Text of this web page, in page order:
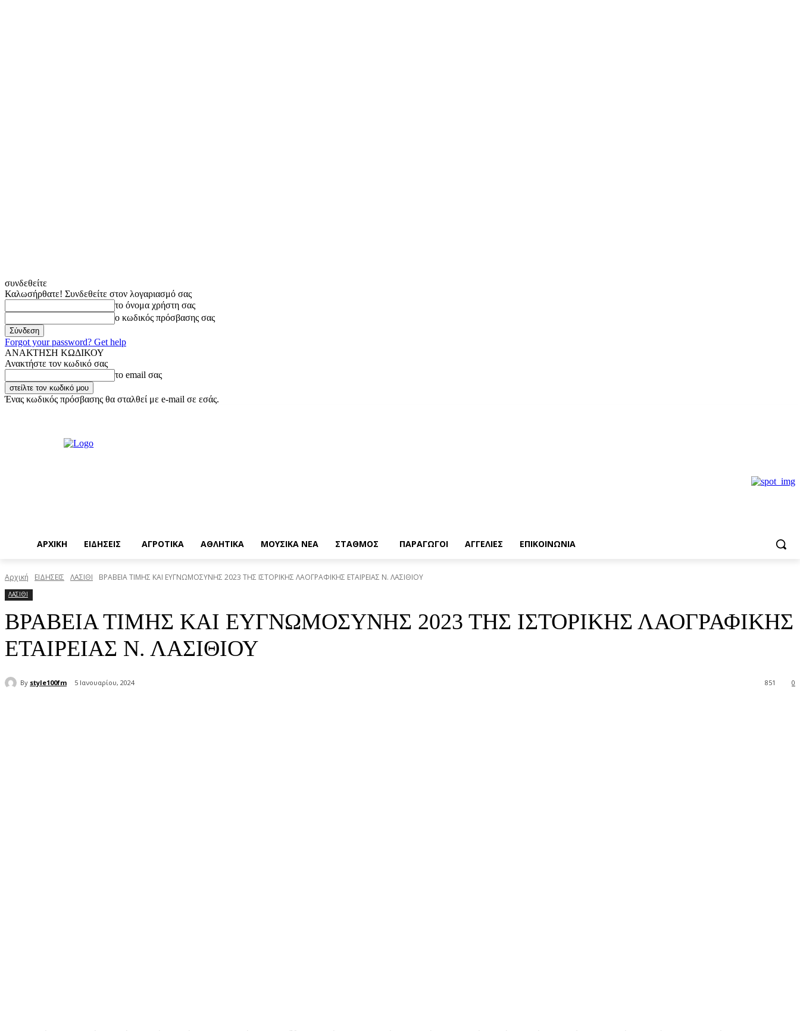
συνδεθείτε
Καλωσήρθατε! Συνδεθείτε στον λογαριασμό σας
το όνομα χρήστη σας
ο κωδικός πρόσβασης σας
Forgot your password? Get help
ΑΝΑΚΤΗΣΗ ΚΩΔΙΚΟΥ
Ανακτήστε τον κωδικό σας
το email σας
Ένας κωδικός πρόσβασης θα σταλθεί με e-mail σε εσάς.
ΑΡΧΙΚΗ ΕΙΔΗΣΕΙΣ ΑΓΡΟΤΙΚΑ ΑΘΛΗΤΙΚΑ ΜΟΥΣΙΚΑ ΝΕΑ ΣΤΑΘΜΟΣ ΠΑΡΑΓΩΓΟΙ ΑΓΓΕΛΙΕΣ ΕΠΙΚΟΙΝΩΝΙΑ
Αρχική ΕΙΔΗΣΕΙΣ ΛΑΣΙΘΙ ΒΡΑΒΕΙΑ ΤΙΜΗΣ ΚΑΙ ΕΥΓΝΩΜΟΣΥΝΗΣ 2023 ΤΗΣ ΙΣΤΟΡΙΚΗΣ ΛΑΟΓΡΑΦΙΚΗΣ ΕΤΑΙΡΕΙΑΣ Ν. ΛΑΣΙΘΙΟΥ
ΛΑΣΙΘΙ
ΒΡΑΒΕΙΑ ΤΙΜΗΣ ΚΑΙ ΕΥΓΝΩΜΟΣΥΝΗΣ 2023 ΤΗΣ ΙΣΤΟΡΙΚΗΣ ΛΑΟΓΡΑΦΙΚΗΣ
ΕΤΑΙΡΕΙΑΣ Ν. ΛΑΣΙΘΙΟΥ
By style100fm 5 Ιανουαρίου, 2024 0
851